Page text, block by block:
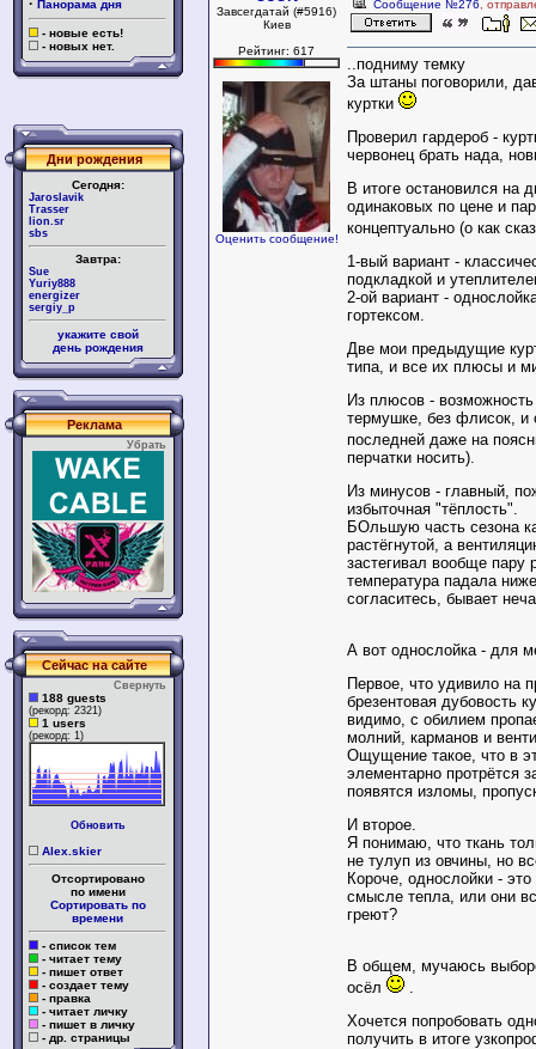
· Панорама дня
- новые есть!
- новых нет.
Дни рождения
Сегодня:
Jaroslavik
Trasser
lion.sr
sbs
Завтра:
Sue
Yuriy888
energizer
sergiy_p
укажите свой
день рождения
Реклама
Убрать
Сейчас на сайте
Свернуть
188 guests
(рекорд: 2321)
1 users
(рекорд: 1)
Обновить
Alex.skier
Отсортировано
по имени
Сортировать по
времени
- список тем
- читает тему
- пишет ответ
- создает тему
- правка
- читает личку
- пишет в личку
- др. страницы
Завсегдатай (#5916)
Киев
Рейтинг: 617
Оценить сообщение!
Сообщение №276 ,
..подниму темку
За штаны поговорили,
куртки
Проверил гардероб -
червонец брать нада,
В итоге остановился на
одинаковых по цене и
концептуально (о как
1-вый вариант -
подкладкой и
2-ой вариант -
гортексом.
Две мои предыдущие
типа, и все их плюсы и
Из плюсов - возможность
термушке, без флисок, и
последней даже на
перчатки носить).
Из минусов - главный,
избыточная "тёплость".
БОльшую часть сезона
растёгнутой, а
застегивал вообще пару
температура падала
согласитесь, бывает
А вот однослойка - для
Первое, что удивило на
брезентовая дубовость
видимо, с обилием
молний, карманов и
Ощущение такое, что в
элементарно протрётся
появятся изломы,
И второе.
Я понимаю, что ткань
не тулуп из овчины, но
Короче, однослойки -
смысле тепла, или они
греют?
В общем, мучаюсь
осёл
.
Хочется попробовать
получить в итоге